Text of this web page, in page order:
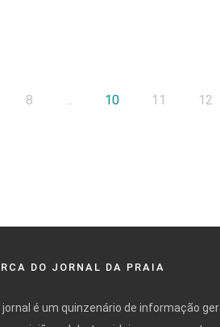
8 ... 10 11 12
DO JORNAL DA PRAIA
jornal é um quinzenário de informação